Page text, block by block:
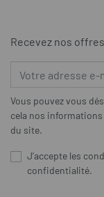
Recevez nos
Vous pouvez vous
cela nos
du site.
J'accepte les
confidentialité.